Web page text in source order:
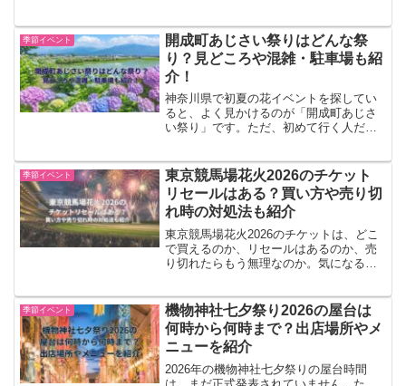
公式駐車場とセットで使う形です。長岡
駅から会場へは徒歩移...
季節イベント
開成町あじさい祭りはどんな祭
り？見どころや混雑・駐車場も紹
介！
神奈川県で初夏の花イベントを探してい
ると、よく見かけるのが「開成町あじさ
い祭り」です。ただ、初めて行く人だ
い？など気になりますよね。開成町あじ
さい祭りは、水田とあ...
季節イベント
東京競馬場花火2026のチケット
リセールはある？買い方や売り切
れ時の対処法も紹介
東京競馬場花火2026のチケットは、どこ
で買えるのか、リセールはあるのか、売
り切れたらもう無理なのか。気になると
年6月25日時点では公式サイト上で「公式
リセール受付...
季節イベント
機物神社七夕祭り2026の屋台は
何時から何時まで？出店場所やメ
ニューを紹介
2026年の機物神社七夕祭りの屋台時間